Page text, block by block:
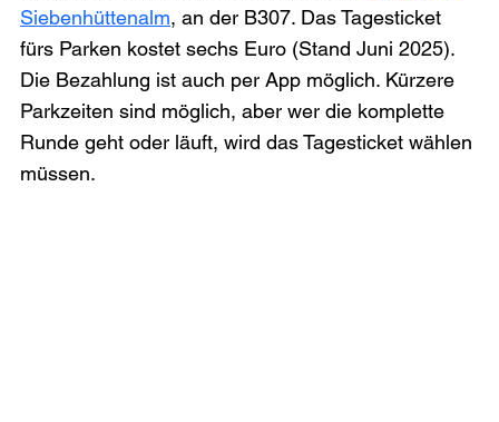
Siebenhüttenalm, an der B307. Das Tagesticket
fürs Parken kostet sechs Euro (Stand Juni 2025).
Die Bezahlung ist auch per App möglich. Kürzere
Parkzeiten sind möglich, aber wer die komplette
Runde geht oder läuft, wird das Tagesticket wählen
müssen.